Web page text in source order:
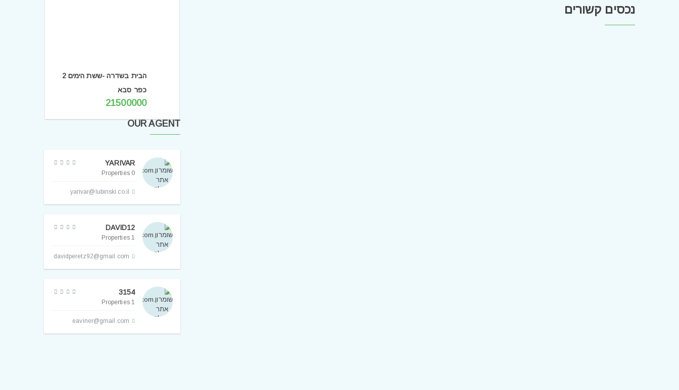
נכסים קשורים
הבית בשדרה -ששת הימים 2
כפר סבא
21500000
OUR AGENT
YARIVAR
0 Properties
yarivar@lubinski.co.il
DAVID12
1 Properties
davidperetz92@gmail.com
3154
1 Properties
eaviner@gmail.com